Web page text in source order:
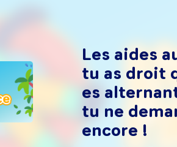
Les aides
tu as droit
es
tu ne
encore !